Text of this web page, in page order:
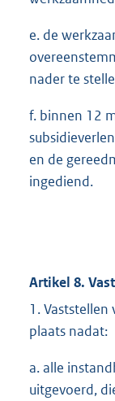
e. de
nader te
f. binnen 12
en de
ingediend.
Artikel 8.
1.
plaats nadat:
a. alle
uitgevoerd,